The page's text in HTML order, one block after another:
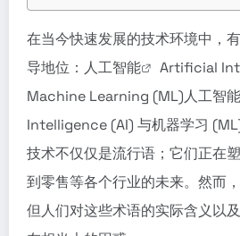
在当今快速发展的技术环境中，
导地位： 人工智能
Artificial
Machine Learning (ML)人工智
Intelligence (AI) 与机器学习
技术不仅仅是流行语；它们正在
到零售等各个行业的未来。然而
但人们对这些术语的实际含义以